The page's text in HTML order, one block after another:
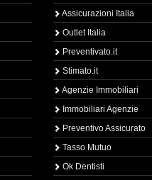
Assicurazioni Italia
Outlet Italia
Preventivato.it
Stimato.it
Agenzie Immobiliari
Immobiliari Agenzie
Preventivo Assicurato
Tasso Mutuo
Ok Dentisti